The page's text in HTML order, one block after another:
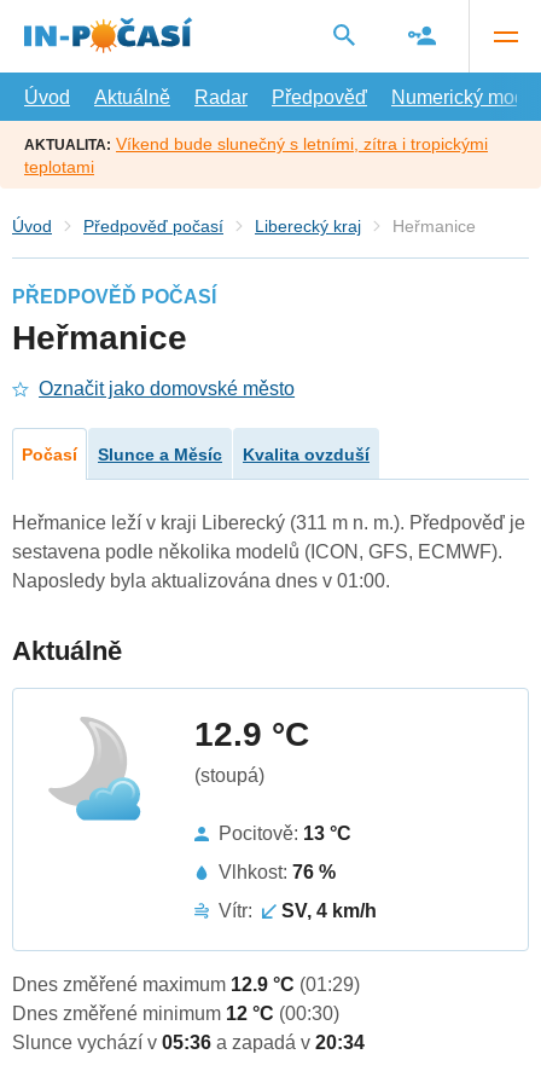
hlavní
Úvod
Aktuálně Radar Předpověď Numerický model
AKTUALITA: Víkend bude slunečný s letními, zítra i tropickými
teplotami
Úvod Předpověď počasí Liberecký kraj Heřmanice
PŘEDPOVĚĎ POČASÍ
Heřmanice
Označit jako domovské město
Počasí Slunce a Měsíc Kvalita ovzduší
Heřmanice leží v kraji Liberecký (311 m n. m.). Předpověď je
sestavena podle několika modelů (ICON, GFS, ECMWF).
Naposledy byla aktualizována dnes v 01:00.
Aktuálně
12.9 °C
(stoupá)
Pocitově: 13 °C
Vlhkost: 76 %
Vítr:
SV, 4 km/h
Dnes změřené maximum 12.9 °C (01:29)
Dnes změřené minimum 12 °C (00:30)
Slunce vychází v 05:36 a zapadá v 20:34